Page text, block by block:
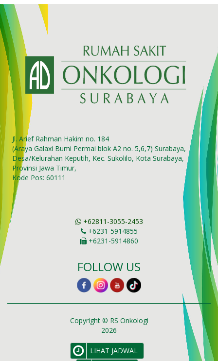
Jl. Arief Rahman Hakim no. 184
(Araya Galaxi Bumi Permai blok A2 no. 5,6,7) Surabaya,
Desa/Kelurahan Keputih, Kec. Sukolilo, Kota Surabaya,
Provinsi Jawa Timur,
Kode Pos: 60111
+62811-3055-2453
+6231-5914855
+6231-5914860
FOLLOW US
Copyright © RS Onkologi
2026
LIHAT JADWAL